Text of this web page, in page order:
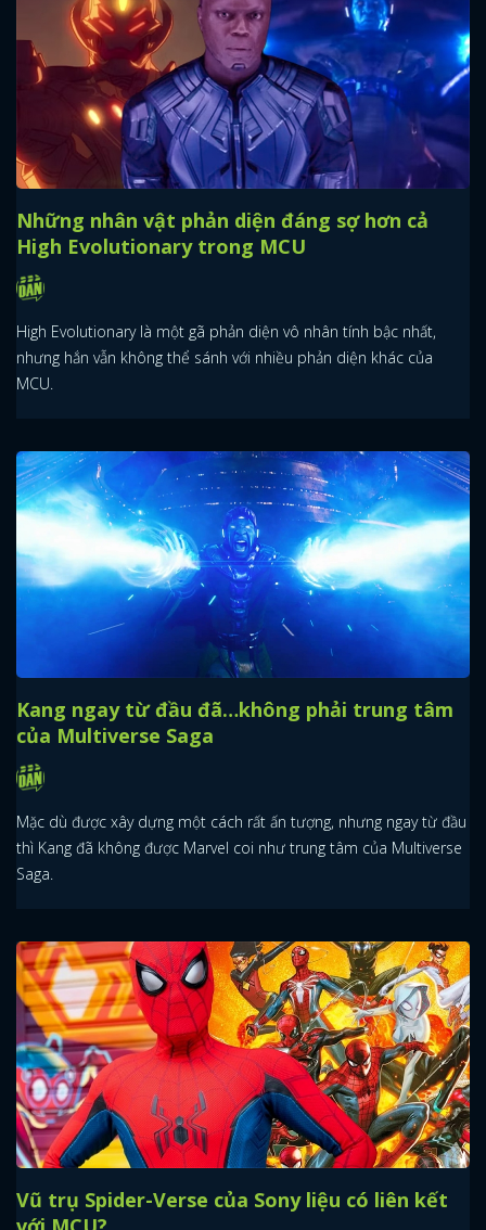
Những nhân vật phản diện đáng sợ hơn cả
High Evolutionary trong MCU
High Evolutionary là một gã phản diện vô nhân tính bậc nhất,
nhưng hắn vẫn không thể sánh với nhiều phản diện khác của
MCU.
Kang ngay từ đầu đã…không phải trung tâm
của Multiverse Saga
Mặc dù được xây dựng một cách rất ấn tượng, nhưng ngay từ đầu
thì Kang đã không được Marvel coi như trung tâm của Multiverse
Saga.
Vũ trụ Spider-Verse của Sony liệu có liên kết